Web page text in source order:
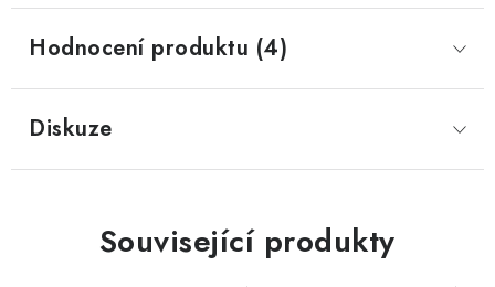
Hodnocení produktu (4)
Diskuze
Související produkty